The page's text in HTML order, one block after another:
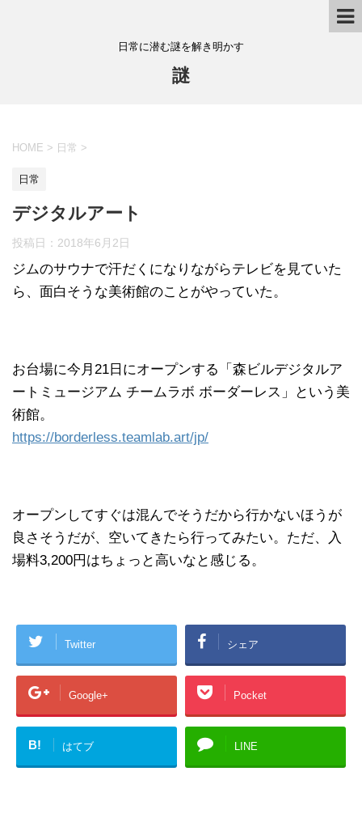
日常に潜む謎を解き明かす
謎
HOME > 日常 >
日常
デジタルアート
投稿日： 2018年6月2日
ジムのサウナで汗だくになりながらテレビを見ていた
ら、面白そうな美術館のことがやっていた。
お台場に今月21日にオープンする「森ビルデジタルア
ートミュージアム チームラボ ボーダーレス」という美
術館。
https://borderless.teamlab.art/jp/
オープンしてすぐは混んでそうだから行かないほうが
良さそうだが、空いてきたら行ってみたい。ただ、入
場料3,200円はちょっと高いなと感じる。
Twitter シェア
Google+ Pocket
B! はてブ LINE